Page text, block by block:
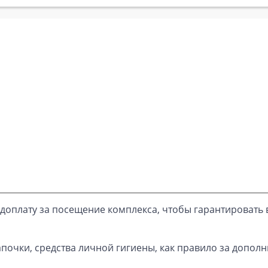
за посещение комплекса, чтобы
средства личной гигиены, как правило за